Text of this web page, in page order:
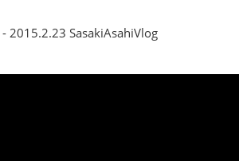
2015.2.23 SasakiAsahiVlog